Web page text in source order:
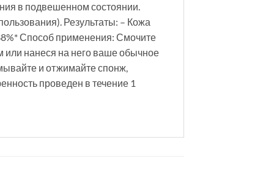
в подвешенном состоянии.
Результаты: – Кожа
Способ применения: Смочите
нанеся на него ваше обычное
и отжимайте спонж,
проведен в течение 1